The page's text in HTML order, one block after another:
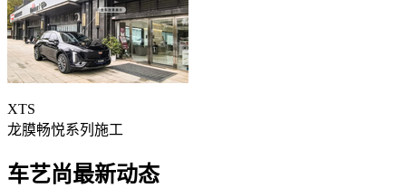
XTS
龙膜畅悦系列施工
车艺尚最新动态